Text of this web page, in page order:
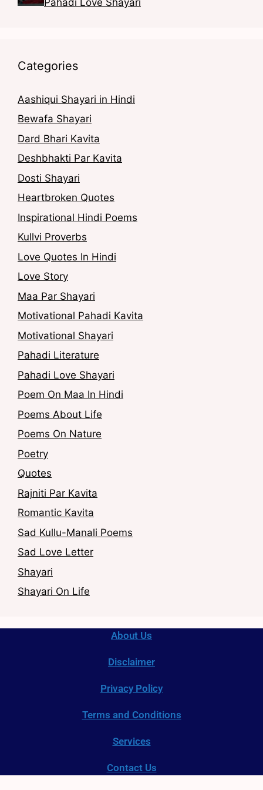
Categories
Aashiqui Shayari in Hindi
Bewafa Shayari
Dard Bhari Kavita
Deshbhakti Par Kavita
Dosti Shayari
Heartbroken Quotes
Inspirational Hindi Poems
Kullvi Proverbs
Love Quotes In Hindi
Love Story
Maa Par Shayari
Motivational Pahadi Kavita
Motivational Shayari
Pahadi Literature
Pahadi Love Shayari
Poem On Maa In Hindi
Poems About Life
Poems On Nature
Poetry
Quotes
Rajniti Par Kavita
Romantic Kavita
Sad Kullu-Manali Poems
Sad Love Letter
Shayari
Shayari On Life
About Us
Disclaimer
Privacy Policy
Terms and Conditions
Services
Contact Us